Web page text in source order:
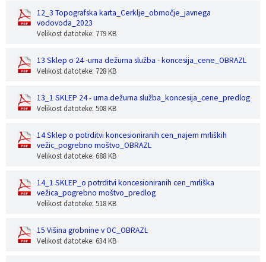
12_3 Topografska karta_Cerklje_območje_javnega
vodovoda_2023
Velikost datoteke: 779 KB
13 Sklep o 24 -urna dežurna služba - koncesija_cene_OBRAZL
Velikost datoteke: 728 KB
13_1 SKLEP 24 - urna dežurna služba_koncesija_cene_predlog
Velikost datoteke: 508 KB
14 Sklep o potrditvi koncesioniranih cen_najem mrliških
vežic_pogrebno moštvo_OBRAZL
Velikost datoteke: 688 KB
14_1 SKLEP_o potrditvi koncesioniranih cen_mrliška
vežica_pogrebno moštvo_predlog
Velikost datoteke: 518 KB
15 Višina grobnine v OC_OBRAZL
Velikost datoteke: 634 KB